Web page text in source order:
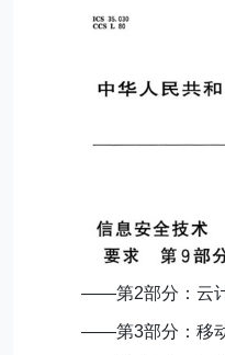
——第2部分：云
——第3部分：移